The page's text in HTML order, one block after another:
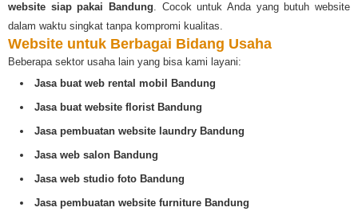
website siap pakai Bandung. Cocok untuk Anda yang butuh website
dalam waktu singkat tanpa kompromi kualitas.
Website untuk Berbagai Bidang Usaha
Beberapa sektor usaha lain yang bisa kami layani:
Jasa buat web rental mobil Bandung
Jasa buat website florist Bandung
Jasa pembuatan website laundry Bandung
Jasa web salon Bandung
Jasa web studio foto Bandung
Jasa pembuatan website furniture Bandung